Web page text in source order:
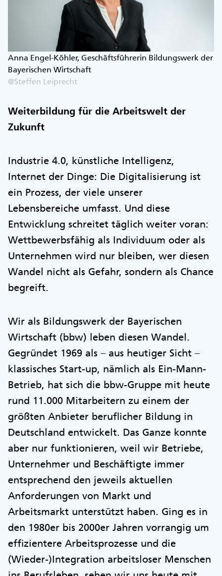
Anna Engel-Köhler, Geschäftsführerin Bildungswerk der
Bayerischen Wirtschaft
@Steffen Leiprecht
Weiterbildung für die Arbeitswelt der
Zukunft
Industrie 4.0, künstliche Intelligenz,
Internet der Dinge: Die Digitalisierung ist
ein Prozess, der viele unserer
Lebensbereiche umfasst. Und diese
Entwicklung schreitet täglich weiter voran:
Wettbewerbsfähig als Individuum oder als
Unternehmen wird nur bleiben, wer diesen
Wandel nicht als Gefahr, sondern als Chance
begreift.
Wir als Bildungswerk der Bayerischen
Wirtschaft (bbw) leben diesen Wandel.
Gegründet 1969 als – aus heutiger Sicht –
klassisches Start-up, nämlich als Ein-Mann-
Betrieb, hat sich die bbw-Gruppe mit heute
rund 11.000 Mitarbeitern zu einem der
größten Anbieter beruflicher Bildung in
Deutschland entwickelt. Das Ganze konnte
aber nur funktionieren, weil wir Betriebe,
Unternehmer und Beschäftigte immer
entsprechend den jeweils aktuellen
Anforderungen von Markt und
Arbeitsmarkt unterstützt haben. Ging es in
den 1980er bis 2000er Jahren vorrangig um
effizientere Arbeitsprozesse und die
(Wieder-)Integration arbeitsloser Menschen